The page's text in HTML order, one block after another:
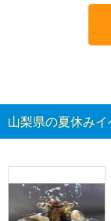
山梨県の夏休み